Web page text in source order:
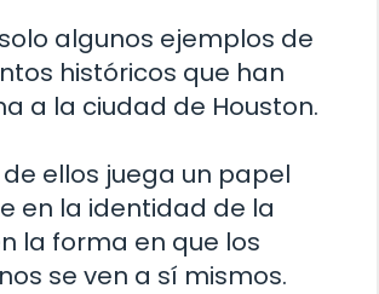
algunos ejemplos de
históricos que han
a la ciudad de Houston.
ellos juega un papel
en la identidad de la
la forma en que los
se ven a sí mismos.